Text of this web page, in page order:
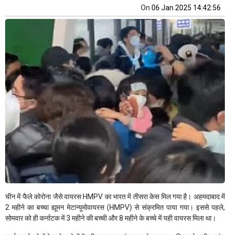
On 06 Jan 2025 14:42:56
चीन में फैले कोरोना जैसे वायरस HMPV का भारत में तीसरा केस मिल गया है। अहमदाबाद में
2 महीने का बच्चा ह्यूमन मेटान्यूमोवायरस (HMPV) से संक्रमित पाया गया। इससे पहले,
सोमवार को ही कर्नाटक में 3 महीने की बच्ची और 8 महीने के बच्चे में यही वायरस मिला था।